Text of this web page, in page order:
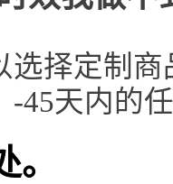
选择定制
-45天内的